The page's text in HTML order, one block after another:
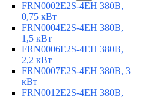
FRN0002E2S-4EH 380В,
0,75 кВт
FRN0004E2S-4EH 380В,
1,5 кВт
FRN0006E2S-4EH 380В,
2,2 кВт
FRN0007E2S-4EH 380В, 3
кВт
FRN0012E2S-4EH 380В,